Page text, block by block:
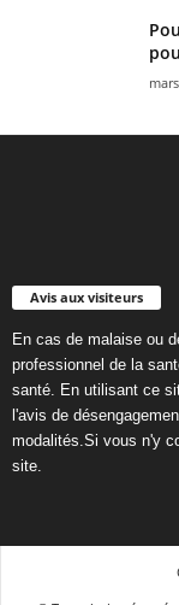
Avis aux visiteurs
En cas de malaise ou
professionnel de la
santé. En utilisant ce
l'avis de
modalités.Si vous n'y
site.